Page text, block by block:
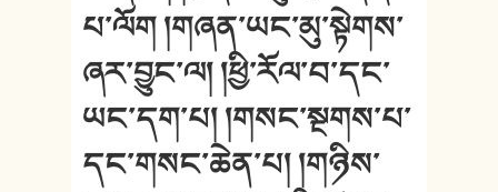
པ་ལོག །གཞན་ཡང་མུ་སྟེགས་
ཞར་བྱུང་ལ། །ཕྱི་རོལ་བ་དང་
ཡང་དག་པ། །གསང་སྔགས་པ་
དང་གསང་ཆེན་པ། །གཉིས་